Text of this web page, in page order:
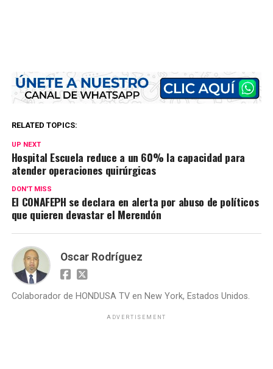
RELATED TOPICS:
UP NEXT
Hospital Escuela reduce a un 60% la capacidad para
atender operaciones quirúrgicas
DON'T MISS
El CONAFEPH se declara en alerta por abuso de políticos
que quieren devastar el Merendón
Oscar Rodríguez
Colaborador de HONDUSA TV en New York, Estados Unidos.
ADVERTISEMENT